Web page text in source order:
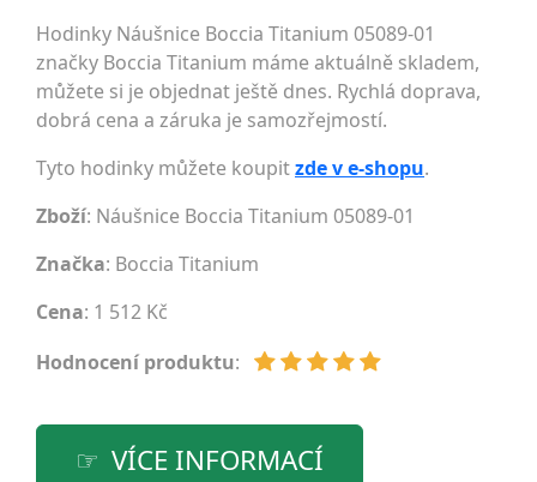
Hodinky Náušnice Boccia Titanium 05089-01
značky Boccia Titanium máme aktuálně skladem,
můžete si je objednat ještě dnes. Rychlá doprava,
dobrá cena a záruka je samozřejmostí.
Tyto hodinky můžete koupitzde v e-shopu.
Zboží: Náušnice Boccia Titanium 05089-01
Značka: Boccia Titanium
Cena: 1 512 Kč
Hodnocení produktu:
VÍCE INFORMACÍ